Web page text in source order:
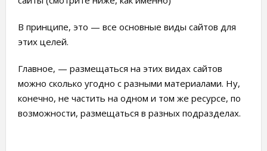
В принципе, это — все основные виды сайтов для
этих целей.
Главное, — размещаться на этих видах сайтов
можно сколько угодно с разными материалами. Ну,
конечно, не частить на одном и том же ресурсе, по
возможности, размещаться в разных подразделах.